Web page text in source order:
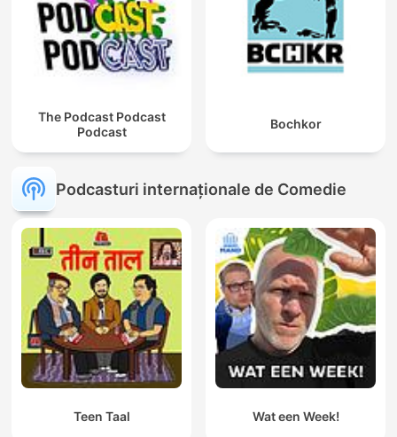
The Podcast Podcast
Podcast
Bochkor
Podcasturi internaționale de Comedie
Teen Taal Wat een Week!